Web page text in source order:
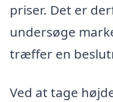
priser. Det er
undersøge
træffer en
Ved at tage